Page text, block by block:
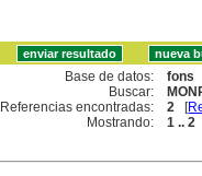
Base de datos:
fons
Buscar:
Referencias encontradas:
2 [
Mostrando:
1 .. 2